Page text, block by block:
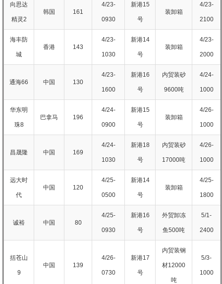
向思达
精灵2
韩国 161
4/23-
0930
新港15
号
装卸箱
4/23-
2100
海丰防
城
香港 143
4/23-
1030
新港14
号
装卸箱
4/23-
2000
通海66 中国 130
4/23-
1600
新港16
号
内贸装砂
9600吨
4/24-
1000
华东明
珠8
巴拿马 196
4/24-
0900
新港15
号
装卸箱
4/26-
1000
昌晟隆 中国 169
4/24-
1030
新港18
号
内贸装砂
17000吨
4/26-
1000
远大时
代
中国 120
4/25-
0500
新港14
号
装卸箱
4/25-
1800
诚裕 中国 80
4/25-
0930
新港16
号
外贸卸冻
鱼500吨
5/1-
2400
括苍山
9
中国 139
4/26-
0730
新港17
号
内贸装钢
材12000
吨
5/3-
1000